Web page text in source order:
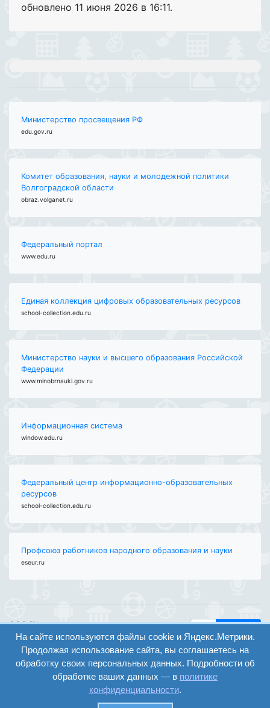
обновлено 11 июня 2026 в 16:11.
Министерство просвещения РФ
edu.gov.ru
Комитет образования, науки и молодежной политики
Волгоградской области
obraz.volganet.ru
Федеральный портал
www.edu.ru
Единая коллекция цифровых образовательных ресурсов
school-collection.edu.ru
Министерство науки и высшего образования Российской
Федерации
www.minobrnauki.gov.ru
Информационная система
window.edu.ru
Федеральный центр информационно-образовательных
ресурсов
school-collection.edu.ru
Профсоюз работников народного образования и науки
eseur.ru
ООО "Центр
образования и
консалтинга"
Волгоград 2008-
2026
вход
регистрация
Версия
сайта для
слабовидящих
На сайте используются файлы cookie и Яндекс.Метрики.
Продолжая использование сайта, вы соглашаетесь на
обработку своих персональных данных. Подробности об
обработке ваших данных — в политике
конфиденциальности.